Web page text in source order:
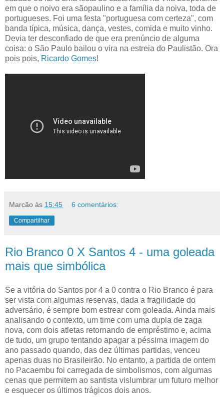
em que o noivo era sãopaulino e a família da noiva, toda de
portugueses. Foi uma festa "portuguesa com certeza", com
banda típica, música, dança, vestes, comida e muito vinho.
Devia ter desconfiado de que era prenúncio de alguma
coisa: o São Paulo bailou o vira na estreia do Paulistão. Ora
pois pois, Ricardo Gomes!
Marcão às 15:45 6 comentários:
Compartilhar
Rio Branco 0 X Santos 4 - uma goleada
mais que simbólica
Se a vitória do Santos por 4 a 0 contra o Rio Branco é para
ser vista com algumas reservas, dada a fragilidade do
adversário, é sempre bom estrear com goleada. Ainda mais
analisando o contexto, um time com uma dupla de zaga
nova, com dois atletas retornando de empréstimo e, acima
de tudo, um grupo tentando apagar a péssima imagem do
ano passado quando, das dez últimas partidas, venceu
apenas duas no Brasileirão. No entanto, a partida de ontem
no Pacaembu foi carregada de simbolismos, com algumas
cenas que permitem ao santista vislumbrar um futuro melhor
e esquecer os últimos trágicos dois anos.